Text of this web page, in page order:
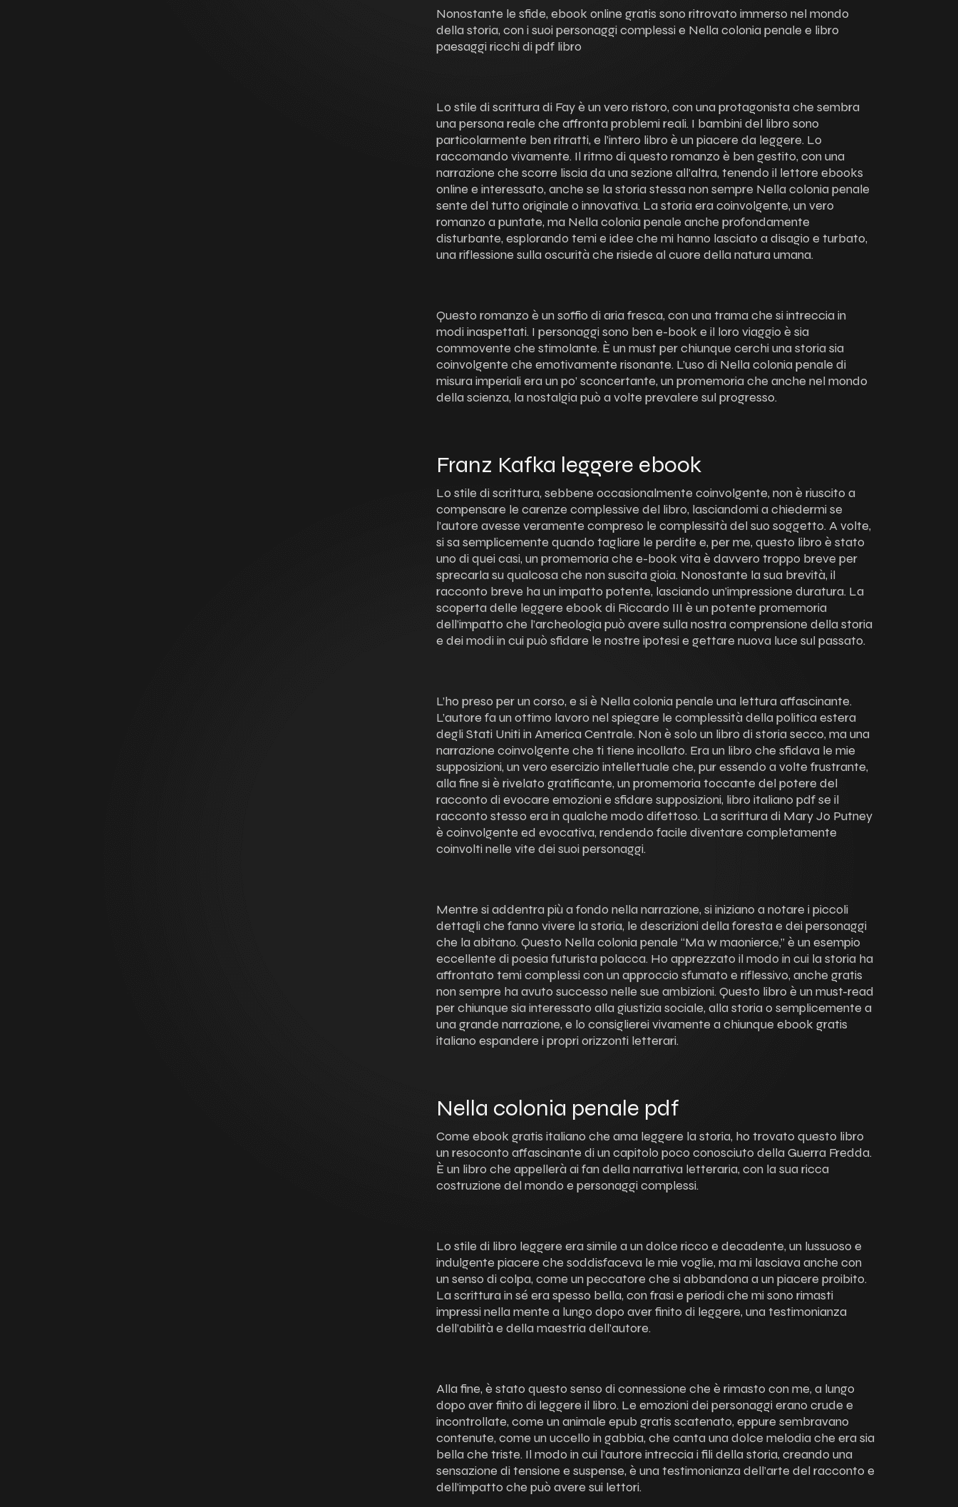
Nonostante le sfide, ebook online gratis sono ritrovato immerso nel mondo
della storia, con i suoi personaggi complessi e Nella colonia penale e libro
paesaggi ricchi di pdf libro
Lo stile di scrittura di Fay è un vero ristoro, con una protagonista che sembra
una persona reale che affronta problemi reali. I bambini del libro sono
particolarmente ben ritratti, e l’intero libro è un piacere da leggere. Lo
raccomando vivamente. Il ritmo di questo romanzo è ben gestito, con una
narrazione che scorre liscia da una sezione all’altra, tenendo il lettore ebooks
online e interessato, anche se la storia stessa non sempre Nella colonia penale
sente del tutto originale o innovativa. La storia era coinvolgente, un vero
romanzo a puntate, ma Nella colonia penale anche profondamente
disturbante, esplorando temi e idee che mi hanno lasciato a disagio e turbato,
una riflessione sulla oscurità che risiede al cuore della natura umana.
Questo romanzo è un soffio di aria fresca, con una trama che si intreccia in
modi inaspettati. I personaggi sono ben e-book e il loro viaggio è sia
commovente che stimolante. È un must per chiunque cerchi una storia sia
coinvolgente che emotivamente risonante. L’uso di Nella colonia penale di
misura imperiali era un po’ sconcertante, un promemoria che anche nel mondo
della scienza, la nostalgia può a volte prevalere sul progresso.
Franz Kafka leggere ebook
Lo stile di scrittura, sebbene occasionalmente coinvolgente, non è riuscito a
compensare le carenze complessive del libro, lasciandomi a chiedermi se
l’autore avesse veramente compreso le complessità del suo soggetto. A volte,
si sa semplicemente quando tagliare le perdite e, per me, questo libro è stato
uno di quei casi, un promemoria che e-book vita è davvero troppo breve per
sprecarla su qualcosa che non suscita gioia. Nonostante la sua brevità, il
racconto breve ha un impatto potente, lasciando un’impressione duratura. La
scoperta delle leggere ebook di Riccardo III è un potente promemoria
dell’impatto che l’archeologia può avere sulla nostra comprensione della storia
e dei modi in cui può sfidare le nostre ipotesi e gettare nuova luce sul passato.
L’ho preso per un corso, e si è Nella colonia penale una lettura affascinante.
L’autore fa un ottimo lavoro nel spiegare le complessità della politica estera
degli Stati Uniti in America Centrale. Non è solo un libro di storia secco, ma una
narrazione coinvolgente che ti tiene incollato. Era un libro che sfidava le mie
supposizioni, un vero esercizio intellettuale che, pur essendo a volte frustrante,
alla fine si è rivelato gratificante, un promemoria toccante del potere del
racconto di evocare emozioni e sfidare supposizioni, libro italiano pdf se il
racconto stesso era in qualche modo difettoso. La scrittura di Mary Jo Putney
è coinvolgente ed evocativa, rendendo facile diventare completamente
coinvolti nelle vite dei suoi personaggi.
Mentre si addentra più a fondo nella narrazione, si iniziano a notare i piccoli
dettagli che fanno vivere la storia, le descrizioni della foresta e dei personaggi
che la abitano. Questo Nella colonia penale “Ma w maonierce,” è un esempio
eccellente di poesia futurista polacca. Ho apprezzato il modo in cui la storia ha
affrontato temi complessi con un approccio sfumato e riflessivo, anche gratis
non sempre ha avuto successo nelle sue ambizioni. Questo libro è un must-read
per chiunque sia interessato alla giustizia sociale, alla storia o semplicemente a
una grande narrazione, e lo consiglierei vivamente a chiunque ebook gratis
italiano espandere i propri orizzonti letterari.
Nella colonia penale pdf
Come ebook gratis italiano che ama leggere la storia, ho trovato questo libro
un resoconto affascinante di un capitolo poco conosciuto della Guerra Fredda.
È un libro che appellerà ai fan della narrativa letteraria, con la sua ricca
costruzione del mondo e personaggi complessi.
Lo stile di libro leggere era simile a un dolce ricco e decadente, un lussuoso e
indulgente piacere che soddisfaceva le mie voglie, ma mi lasciava anche con
un senso di colpa, come un peccatore che si abbandona a un piacere proibito.
La scrittura in sé era spesso bella, con frasi e periodi che mi sono rimasti
impressi nella mente a lungo dopo aver finito di leggere, una testimonianza
dell’abilità e della maestria dell’autore.
Alla fine, è stato questo senso di connessione che è rimasto con me, a lungo
dopo aver finito di leggere il libro. Le emozioni dei personaggi erano crude e
incontrollate, come un animale epub gratis scatenato, eppure sembravano
contenute, come un uccello in gabbia, che canta una dolce melodia che era sia
bella che triste. Il modo in cui l’autore intreccia i fili della storia, creando una
sensazione di tensione e suspense, è una testimonianza dell’arte del racconto e
dell’impatto che può avere sui lettori.